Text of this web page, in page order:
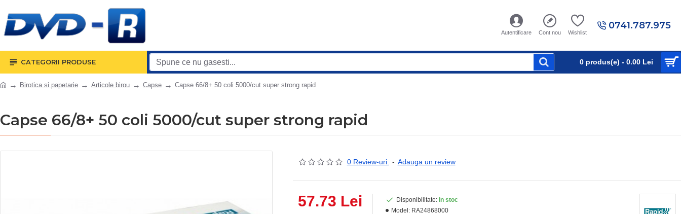
0741.787.975
Autentificare Cont nou Wishlist
CATEGORII PRODUSE 0 produs(e) - 0.00 Lei
Birotica si papetarie Articole birou Capse Capse 66/8+ 50 coli 5000/cut super strong rapid
Capse 66/8+ 50 coli 5000/cut super strong rapid
0 Review-uri. - Adauga un review
57.73 Lei Disponibilitate: In stoc
Model: RA24868000